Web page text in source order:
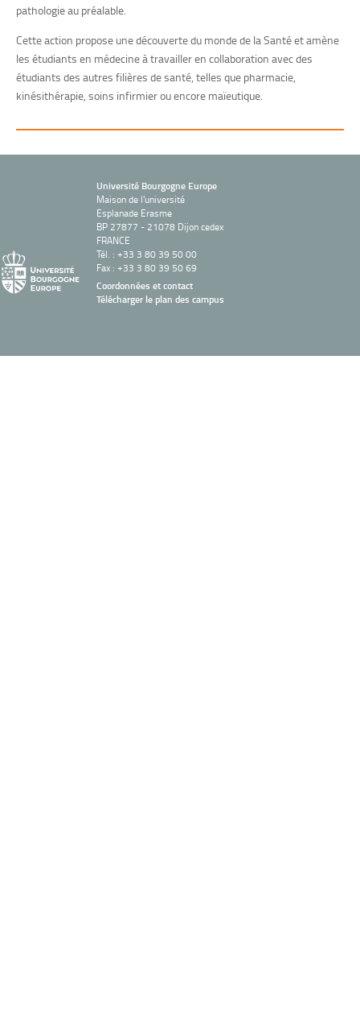
pathologie au préalable.
Cette action propose une découverte du monde de la Santé et amène
les étudiants en médecine à travailler en collaboration avec des
étudiants des autres filières de santé, telles que pharmacie,
kinésithérapie, soins infirmier ou encore maïeutique.
Université Bourgogne Europe
Maison de l'université
Esplanade Erasme
BP 27877 - 21078 Dijon cedex
FRANCE
Tél. : +33 3 80 39 50 00
Fax : +33 3 80 39 50 69
Coordonnées et contact
Télécharger le plan des campus